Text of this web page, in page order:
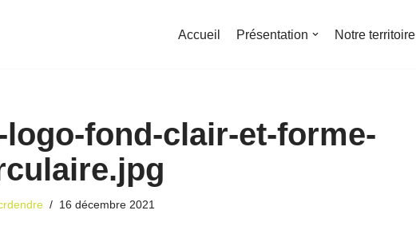
Accueil Présentation Notre territoire
fond-clair-et-forme-
16 décembre 2021